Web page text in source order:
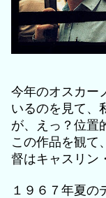
今年のオスカー
いるのを見て、
が、えっ？位置
この作品を観て
督はキャスリン
１９６７年夏の